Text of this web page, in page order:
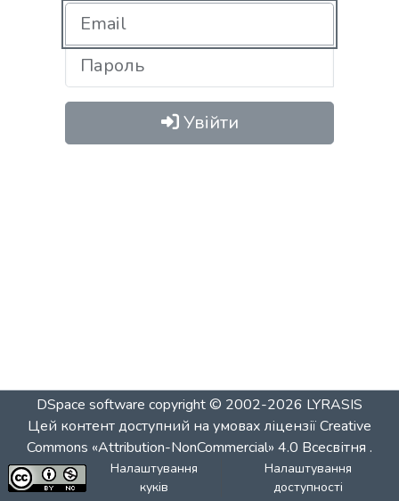
Увійти
DSpace software copyright © 2002-2026 LYRASIS
Цей контент доступний на умовах ліцензіїCreative
Commons «Attribution-NonCommercial» 4.0 Всесвітня .
Налаштування
куків
Налаштування
доступності